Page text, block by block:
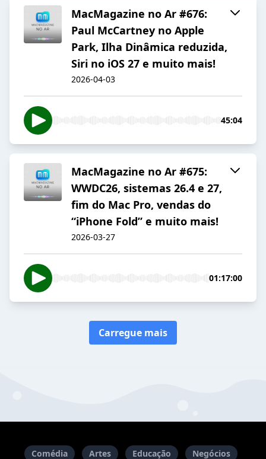
MacMagazine no Ar #676:
Paul McCartney no Apple
Park, Ilha Dinâmica reduzida,
Siri no iOS 27 e muito mais!
2026-04-03
45:04
MacMagazine no Ar #675:
WWDC26, sistemas 26.4 e 27,
fim do Mac Pro, vendas do
“iPhone Fold” e muito mais!
2026-03-27
01:17:00
Carregue mais
Comédia Artes Educação Negócios